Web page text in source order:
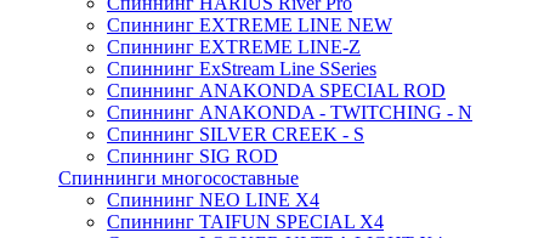
Спиннинг EXTREME LINE NEW
Спиннинг EXTREME LINE-Z
Спиннинг ExStream Line SSeries
Спиннинг ANAKONDA SPECIAL ROD
Спиннинг ANAKONDA - TWITCHING - N
Спиннинг SILVER CREEK - S
Спиннинг SIG ROD
Спиннинги многосоставные
Спиннинг NEO LINE X4
Спиннинг TAIFUN SPECIAL X4